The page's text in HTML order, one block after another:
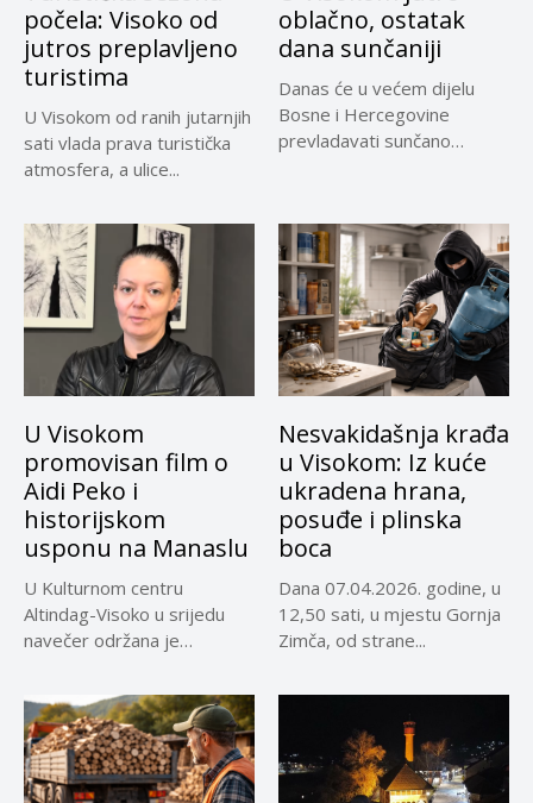
počela: Visoko od
jutros preplavljeno
turistima
U Visokom od ranih jutarnjih
sati vlada prava turistička
atmosfera, a ulice...
oblačno, ostatak
dana sunčaniji
Danas će u većem dijelu
Bosne i Hercegovine
prevladavati sunčano
U Visokom
promovisan film o
Aidi Peko i
historijskom
usponu na Manaslu
U Kulturnom centru
Altindag-Visoko u srijedu
navečer održana je
Nesvakidašnja krađa
u Visokom: Iz kuće
ukradena hrana,
posuđe i plinska
boca
Dana 07.04.2026. godine, u
12,50 sati, u mjestu Gornja
Zimča, od strane...